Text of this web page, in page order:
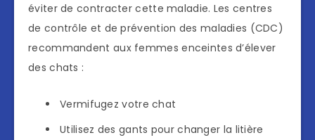
éviter de contracter cette maladie. Les centres
de contrôle et de prévention des maladies (CDC)
recommandent aux femmes enceintes d’élever
des chats :
Vermifugez votre chat
Utilisez des gants pour changer la litière